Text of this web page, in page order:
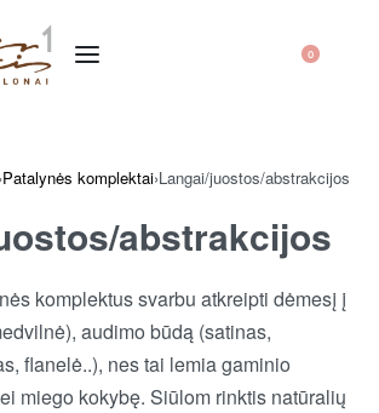
0
›Patalynės komplektai›Langai/juostos/abstrakcijos
abstrakcijos
komplektus svarbu atkreipti dėmesį į
audimo būdą (satinas,
flanelė..), nes tai lemia gaminio
miego kokybę. Siūlom rinktis natūralių